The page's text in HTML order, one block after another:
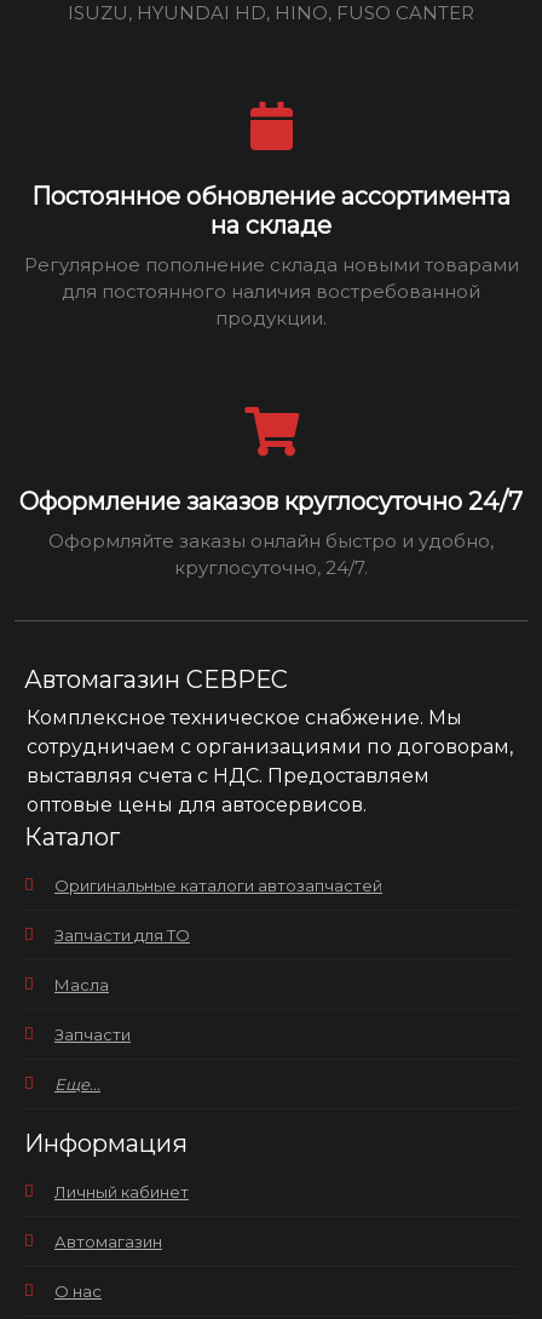
ISUZU, HYUNDAI HD, HINO, FUSO CANTER
Постоянное обновление ассортимента
на складе
Регулярное пополнение склада новыми товарами
для постоянного наличия востребованной
продукции.
Оформление заказов круглосуточно 24/7
Оформляйте заказы онлайн быстро и удобно,
круглосуточно, 24/7.
Автомагазин СЕВРЕС
Комплексное техническое снабжение. Мы
сотрудничаем с организациями по договорам,
выставляя счета с НДС. Предоставляем
оптовые цены для автосервисов.
Каталог
Оригинальные каталоги автозапчастей
Запчасти для ТО
Масла
Запчасти
Еще...
Информация
Личный кабинет
Автомагазин
О нас